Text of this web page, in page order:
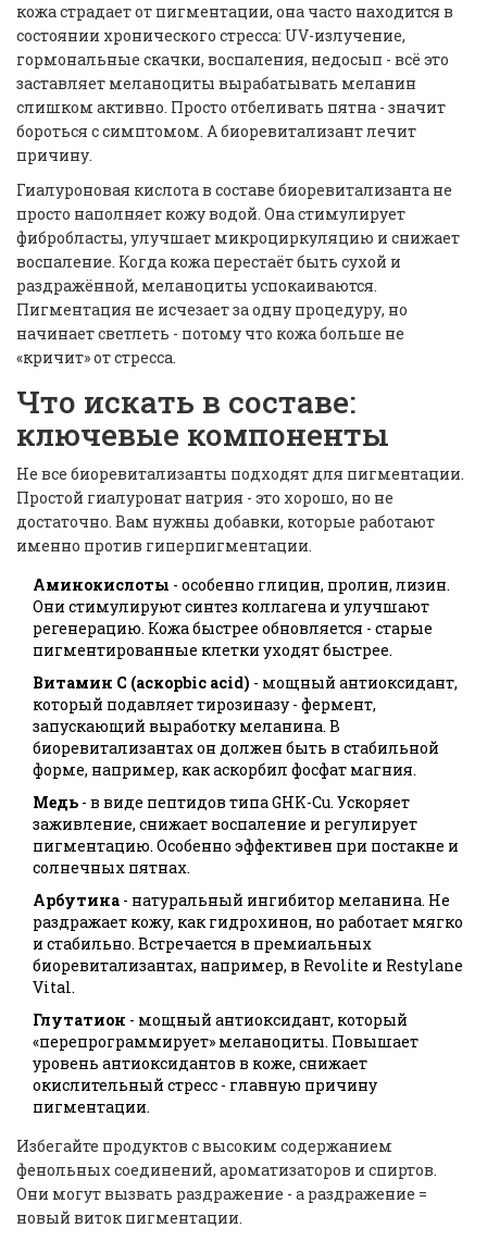
кожа страдает от пигментации, она часто находится в
состоянии хронического стресса: UV-излучение,
гормональные скачки, воспаления, недосып - всё это
заставляет меланоциты вырабатывать меланин
слишком активно. Просто отбеливать пятна - значит
бороться с симптомом. А биоревитализант лечит
причину.
Гиалуроновая кислота в составе биоревитализанта не
просто наполняет кожу водой. Она стимулирует
фибробласты, улучшает микроциркуляцию и снижает
воспаление. Когда кожа перестаёт быть сухой и
раздражённой, меланоциты успокаиваются.
Пигментация не исчезает за одну процедуру, но
начинает светлеть - потому что кожа больше не
«кричит» от стресса.
Что искать в составе:
ключевые компоненты
Не все биоревитализанты подходят для пигментации.
Простой гиалуронат натрия - это хорошо, но не
достаточно. Вам нужны добавки, которые работают
именно против гиперпигментации.
Аминокислоты - особенно глицин, пролин, лизин.
Они стимулируют синтез коллагена и улучшают
регенерацию. Кожа быстрее обновляется - старые
пигментированные клетки уходят быстрее.
Витамин С (аскорbic acid) - мощный антиоксидант,
который подавляет тирозиназу - фермент,
запускающий выработку меланина. В
биоревитализантах он должен быть в стабильной
форме, например, как аскорбил фосфат магния.
Медь - в виде пептидов типа GHK-Cu. Ускоряет
заживление, снижает воспаление и регулирует
пигментацию. Особенно эффективен при постакне и
солнечных пятнах.
Арбутина - натуральный ингибитор меланина. Не
раздражает кожу, как гидрохинон, но работает мягко
и стабильно. Встречается в премиальных
биоревитализантах, например, в Revolite и Restylane
Vital.
Глутатион - мощный антиоксидант, который
«перепрограммирует» меланоциты. Повышает
уровень антиоксидантов в коже, снижает
окислительный стресс - главную причину
пигментации.
Избегайте продуктов с высоким содержанием
фенольных соединений, ароматизаторов и спиртов.
Они могут вызвать раздражение - а раздражение =
новый виток пигментации.